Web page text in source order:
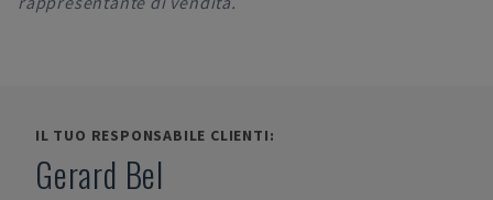
IL TUO RESPONSABILE CLIENTI:
Gerard Bel